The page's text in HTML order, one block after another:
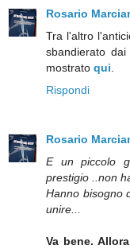
Rosario
Tra l'altro
sbandierato
mostrato qui
Rispondi
Rosario
E un piccolo
prestigio ..non
Hanno bisogno
unire...
Va bene.